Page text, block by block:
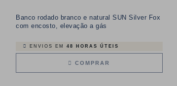
Banco rodado branco e natural SUN Silver Fox
com encosto, elevação a gás
ENVIOS EM 48 HORAS ÚTEIS
COMPRAR